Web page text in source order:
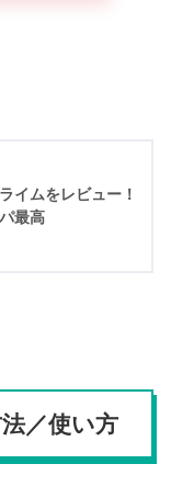
イムをレビュー！
最高
／使い方